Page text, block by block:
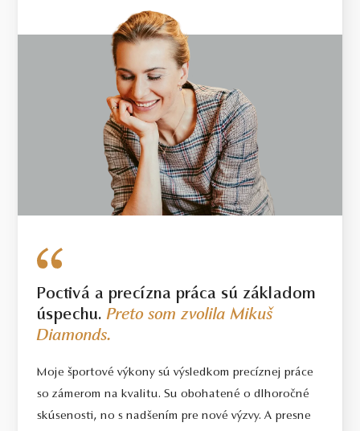
Poctivá a precízna práca sú základom
úspechu.Preto som zvolila Mikuš
Diamonds.
Moje športové výkony sú výsledkom precíznej práce
so zámerom na kvalitu. Su obohatené o dlhoročné
skúsenosti, no s nadšením pre nové výzvy. A presne